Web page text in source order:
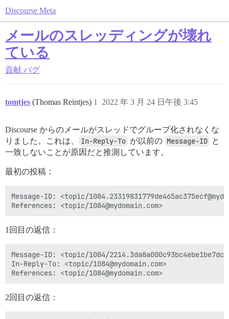
Discourse Meta
メールのスレッディングが壊れ
ている
貢献 バグ
tomtjes (Thomas Reintjes) 2022 年 3 月 24 日午後 3:45
1
Discourse からのメールがスレッドでグループ化されなくな
りました。これは、
In-Reply-To が以前の Message-ID と
一致しないことが原因だと推測しています。
最初の投稿：
Message-ID: <topic/
1回目の返信：
Message-ID: <topic/1084/
In-Reply-To: <topic/1084@mydomain.com>
2回目の返信：